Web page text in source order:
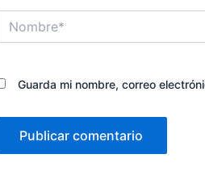
Guarda mi nombre, correo